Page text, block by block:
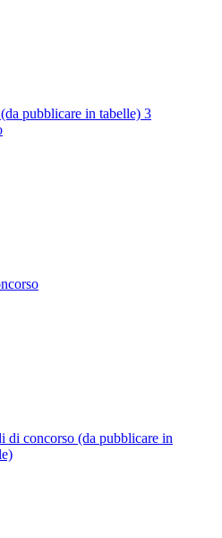
pubblicare in tabelle) 3
di concorso (da pubblicare in